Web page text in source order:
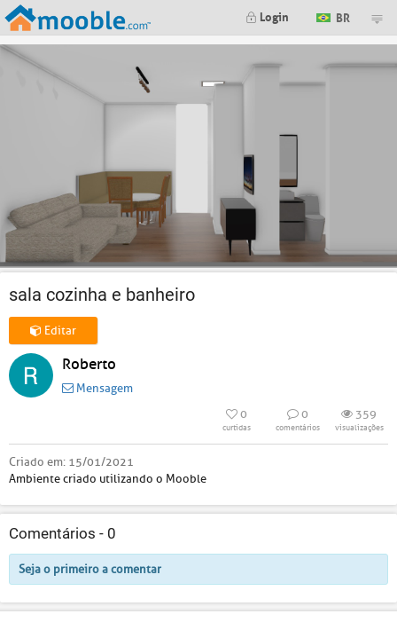
Login BR
sala cozinha e banheiro
Editar
Roberto
Mensagem
0
curtidas
0
comentários
359
visualizações
Criado em: 15/01/2021
Ambiente criado utilizando o Mooble
Comentários - 0
Seja o primeiro a comentar